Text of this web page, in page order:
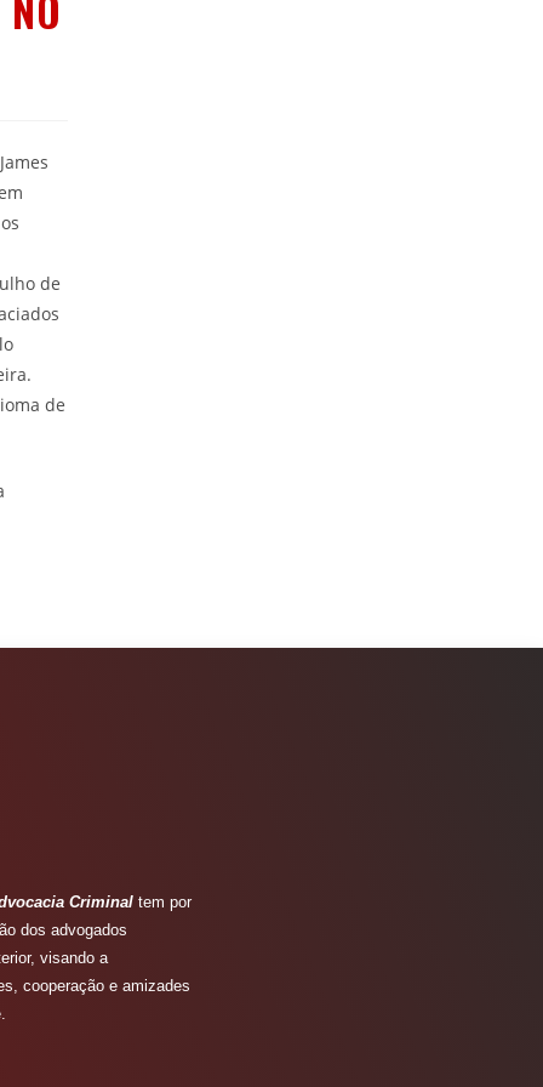
de
de
Criminaltem por
dos advogados
visando a
cooperação e amizades